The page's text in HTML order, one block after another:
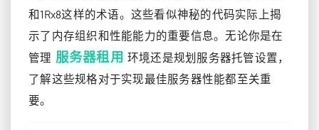
和1Rx8这样的术语。这些看似神秘的代码实际上揭
示了内存组织和性能能力的重要信息。无论你是在
管理 服务器租用 环境还是规划服务器托管设置，
了解这些规格对于实现最佳服务器性能都至关重
要。